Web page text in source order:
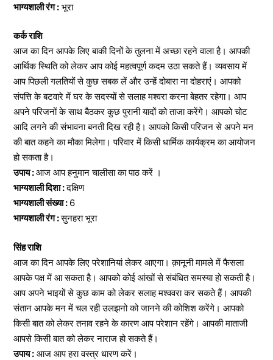
भाग्यशाली रंग : भूरा
कर्क राशि
आज का दिन आपके लिए बाकी दिनों के तुलना में अच्छा रहने वाला है। आपकी
आर्थिक स्थिति को लेकर आप कोई महत्वपूर्ण कदम उठा सकते हैं। व्यवसाय में
आप पिछली गलतियों से कुछ सबक लें और उन्हें दोबारा ना दोहराएं। आपको
संपत्ति के बटवारे में घर के सदस्यों से सलाह मश्वरा करना बेहतर रहेगा। आप
अपने परिजनों के साथ बैठकर कुछ पुरानी यादों को ताजा करेंगे। आपको चोट
आदि लगने की संभावना बनती दिख रही है। आपको किसी परिजन से अपने मन
की बात कहने का मौका मिलेगा। परिवार में किसी धार्मिक कार्यक्रम का आयोजन
हो सकता है।
उपाय :आज आप हनुमान चालीसा का पाठ करें ।
भाग्यशाली दिशा :दक्षिण
भाग्यशाली संख्या : 6
भाग्यशाली रंग :सुनहरा भूरा
सिंह राशि
आज का दिन आपके लिए परेशानियां लेकर आएगा। क़ानूनी मामले में फैसला
आपके पक्ष में आ सकता है। आपको कोई आंखों से संबंधित समस्या हो सकती है।
आप अपने भाइयों से कुछ काम को लेकर सलाह मश्ववरा कर सकते हैं। आपकी
संतान आपके मन में चल रही उलझनो को जानने की कोशिश करेंगे। आपको
किसी बात को लेकर तनाव रहने के कारण आप परेशान रहेंगे। आपकी माताजी
आपसे किसी बात को लेकर नाराज हो सकते हैं।
उपाय : आज आप हरा वस्त्र धारण करें।